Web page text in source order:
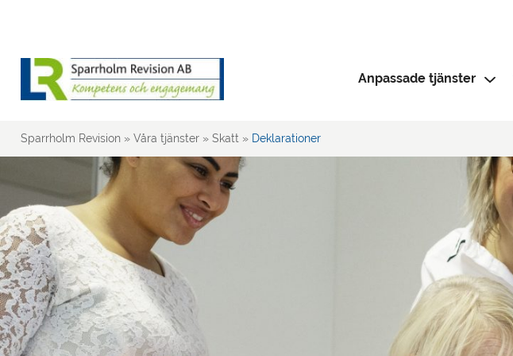
Anpassade tjänster
Sparrholm Revision » Våra tjänster » Skatt » Deklarationer